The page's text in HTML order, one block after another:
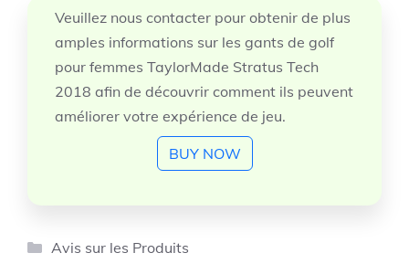
Veuillez nous contacter pour obtenir de plus
amples informations sur les gants de golf
pour femmes TaylorMade Stratus Tech
2018 afin de découvrir comment ils peuvent
améliorer votre expérience de jeu.
BUY NOW
Catégories
Avis sur les Produits